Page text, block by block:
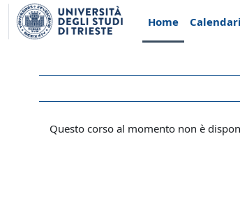
Vai al contenuto principale
Home
Questo corso al momento non è